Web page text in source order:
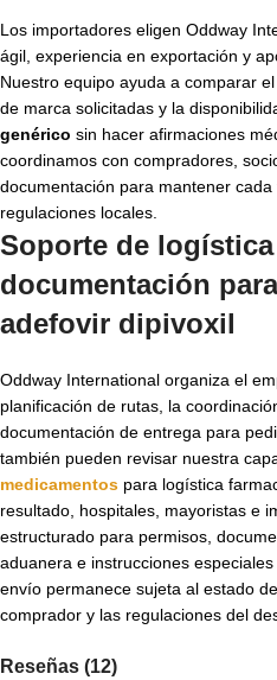
Los importadores eligen Oddway
ágil, experiencia en exportación y
Nuestro equipo ayuda a comparar el
de marca solicitadas y la
genérico sin hacer afirmaciones
coordinamos con compradores,
documentación para mantener
regulaciones locales.
Soporte de
documentación
adefovir dipivoxil
Oddway International organiza el
planificación de rutas, la
documentación de entrega para
también pueden revisar nuestra
medicamentos para logística
resultado, hospitales, mayoristas e
estructurado para permisos,
aduanera e instrucciones
envío permanece sujeta al estado
comprador y las regulaciones del
Reseñas (12)